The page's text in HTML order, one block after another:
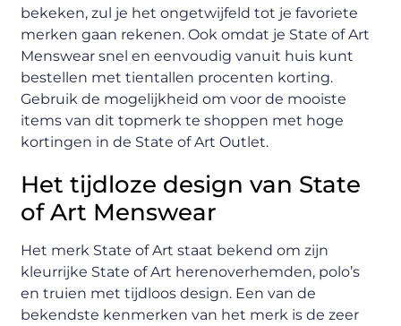
bekeken, zul je het ongetwijfeld tot je favoriete
merken gaan rekenen. Ook omdat je State of Art
Menswear snel en eenvoudig vanuit huis kunt
bestellen met tientallen procenten korting.
Gebruik de mogelijkheid om voor de mooiste
items van dit topmerk te shoppen met hoge
kortingen in de State of Art Outlet.
Het tijdloze design van State
of Art Menswear
Het merk State of Art staat bekend om zijn
kleurrijke State of Art herenoverhemden, polo’s
en truien met tijdloos design. Een van de
bekendste kenmerken van het merk is de zeer